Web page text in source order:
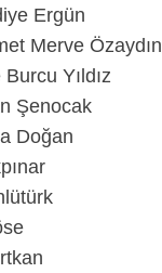
Ergün
Merve Özaydın
Yıldız
Şenocak
Doğan